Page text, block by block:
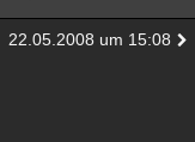
22.05.2008 um 15:08